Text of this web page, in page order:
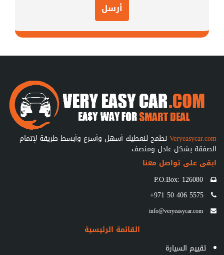
أرسل
Veryeasycar.com نطمح لنعطيك أسهل وأسرع وأبسط طريقة لإتمام
الصفقة بشكل عادل ومنصف.
ابقى على تواصل معنا
P.O.Box: 126080
+971 50 406 5575
info@veryeasycar.com
القائمة الرئيسية
تقييم السيارة